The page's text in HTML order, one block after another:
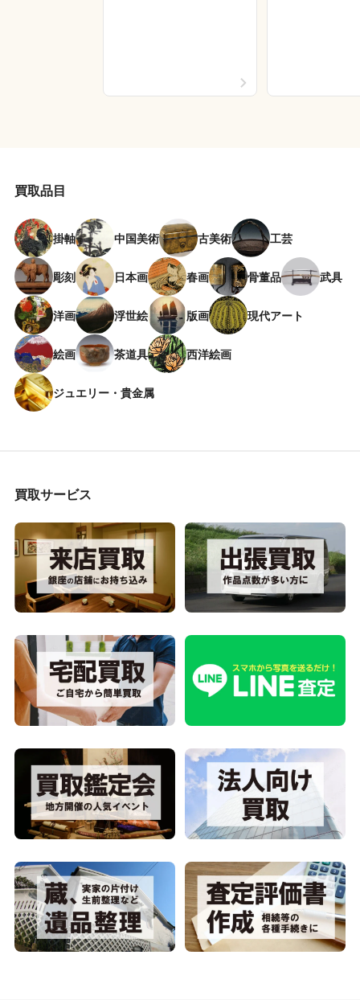
買取品目
掛軸 中国美術 古美術 工芸
彫刻 日本画 春画 骨董品 武具
洋画 浮世絵 版画 現代アート
絵画 茶道具 西洋絵画
ジュエリー・貴金属
買取サービス